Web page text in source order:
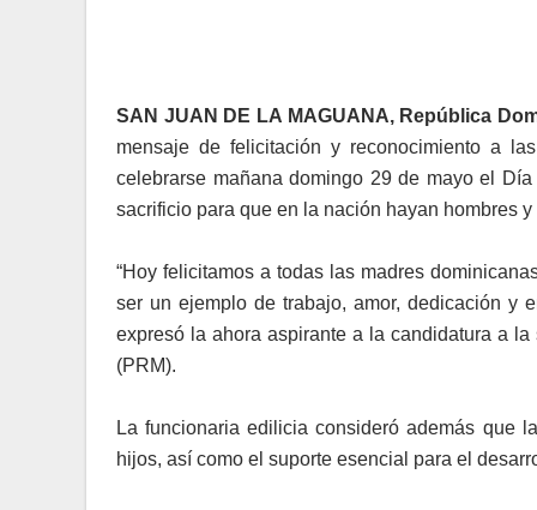
SAN JUAN DE LA MAGUANA, República
mensaje de felicitación y reconocimiento a
celebrarse mañana domingo 29 de mayo el
sacrificio para que en la nación hayan hombres
“Hoy felicitamos a todas las madres
ser un ejemplo de trabajo, amor, dedicación y
expresó la ahora aspirante a la candidatura a
(PRM).
La funcionaria edilicia consideró además que
hijos, así como el suporte esencial para el